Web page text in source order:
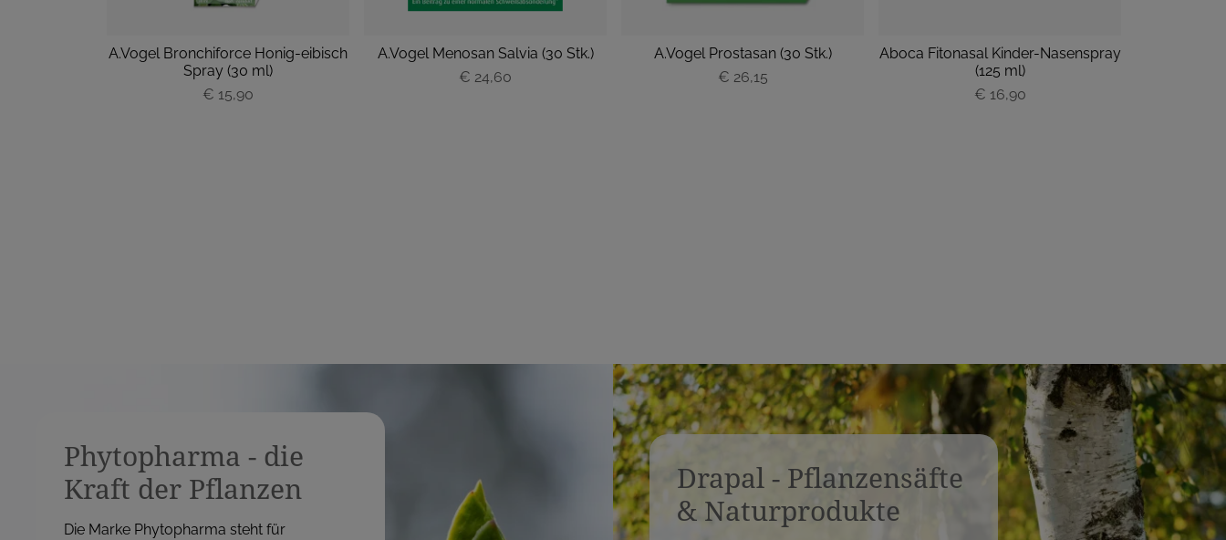
A.Vogel Bronchiforce Honig-eibisch
Spray (30 ml)
€ 15,90
A.Vogel Menosan Salvia (30 Stk.)
€ 24,60
A.Vogel Prostasan (30 Stk.)
€ 26,15
Aboca Fitonasal Kinder-Nasenspray
(125 ml)
€ 16,90
P
P
Phytopharma - die
Kraft der Pflanzen
Die Marke Phytopharma steht für
Drapal - Pflanzensäfte
& Naturprodukte